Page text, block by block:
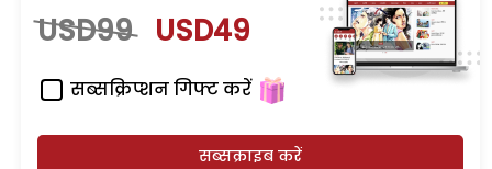
USD99 USD49
सब्सक्रिप्शन गिफ्ट करें
सब्सक्राइब करें